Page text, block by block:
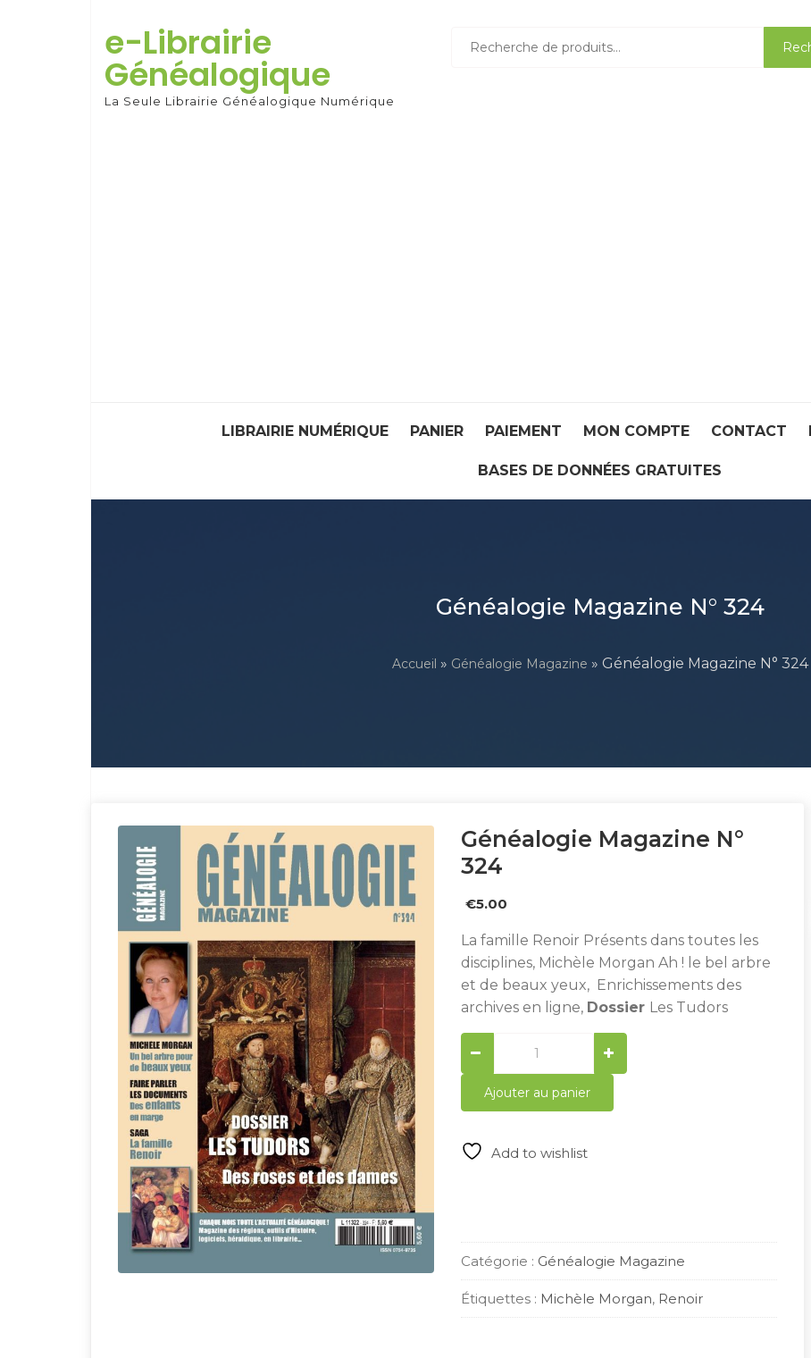
content
e-Librairie
Généalogique
La Seule Librairie Généalogique Numérique
pour :
LIBRAIRIE NUMÉRIQUE PANIER PAIEMENT MON COMPTE CONTACT
BASES DE DONNÉES GRATUITES
Généalogie Magazine N° 324
Accueil » Généalogie Magazine » Généalogie Magazine N° 324
Généalogie Magazine N°
324
€5.00
La famille Renoir Présents dans toutes les
disciplines, Michèle Morgan Ah ! le bel arbre
et de beaux yeux, Enrichissements des
archives en ligne, Dossier Les Tudors
Généalogie
Magazine
N°
324
quantity
Ajouter au panier
Add to wishlist
Catégorie : Généalogie Magazine
Étiquettes : Michèle Morgan, Renoir